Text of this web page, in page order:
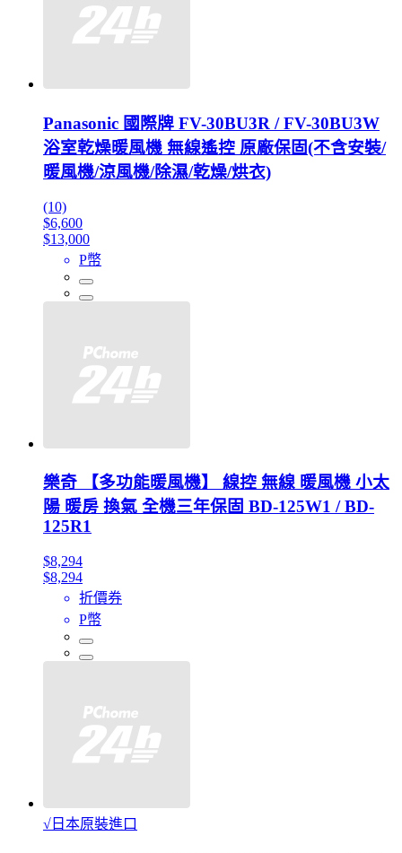
Panasonic 國際牌 FV-30BU3R / FV-30BU3W
浴室乾燥暖風機 無線遙控 原廠保固(不含安裝/
暖風機/涼風機/除濕/乾燥/烘衣)
(10)
$6,600
$13,000
P幣
樂奇 【多功能暖風機】 線控 無線 暖風機 小太
陽 暖房 換氣 全機三年保固 BD-125W1 / BD-
125R1
$8,294
$8,294
折價券
P幣
√日本原裝進口